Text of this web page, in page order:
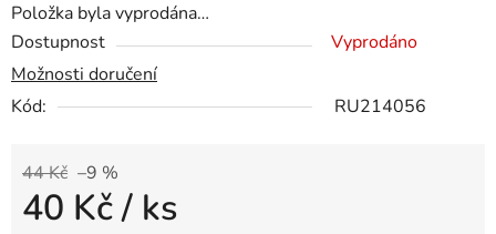
Položka byla vyprodána…
Dostupnost
Vyprodáno
Možnosti doručení
Kód:
RU214056
44 Kč –9 %
40 Kč/ ks